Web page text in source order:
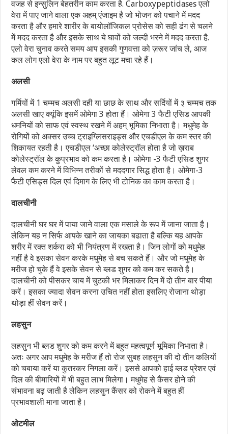
वजह से इन्सुलिन बेहतरीन काम करता है. Carboxypeptidases एलो
वेरा में पाए जाने वाला एक अहम् एंजाइम है जो भोजन को पचाने में मदद
करता है और हमारे शारीर के बायोलॉजिकल प्रोसेस को सही ढंग से चलने
में मदद करता है और इसके साथ ये घावों को जल्दी भरने में मदद करता है.
एलो वेरा चुनाव करते समय आप इसकी गुणवत्ता को ज़रूर जांच ले, आज
कल लोग एलो वेरा के नाम पर बहुत लूट मचा रहे हैं।
अलसी
गर्मियों में 1 चम्मच अलसी दही या छाछ के साथ और सर्दियों में ३ चम्मच तक
अलसी खाए क्यूंकि इसमें ओमेगा 3 होता हैं। ओमेगा 3 फैटी एसिड आपकी
धमनियों को साफ एवं स्वस्थ रखने में अहम् भूमिका निभाता है। मधुमेह के
रोगियों को अक्सर उच्च ट्राइग्लिसराइड्स और एचडीएल के कम स्तर की
शिकायत रहती है। एचडीएल ‘अच्छा कोलेस्ट्रॉल होता है जो ख़राब
कोलेस्ट्रॉल के कुप्रभाव को कम करता है। ओमेगा -3 फैटी एसिड शुगर
लेवल कम करने में विभिन्न तरीकों से मददगार सिद्ध होता है। ओमेगा-3
फैटी एसिड्स दिल एवं दिमाग के लिए भी टोनिक का काम करता है।
दालचीनी
दालचीनी घर घर में पाया जाने वाला एक मसाले के रूप में जाना जाता है।
लेकिन यह न सिर्फ आपके खाने का जायका बढाता है बल्कि यह आपके
शरीर में रक्त शर्करा को भी नियंत्रण में रखता है। जिन लोगों को मधुमेह
नहीं है वे इसका सेवन करके मधुमेह से बच सकते हैं। और जो मधुमेह के
मरीज हो चुके हैं वे इसके सेवन से ब्लड शुगर को कम कर सकते है।
दालचीनी को पीसकर चाय में चुटकी भर मिलाकर दिन में दो तीन बार पीया
करें। इसका ज्यादा सेवन करना उचित नहीं होता इसलिए रोजाना थोड़ा
थोड़ा हीं सेवन करें।
लहसुन
लहसुन भी ब्लड शुगर को कम करने में बहुत महत्वपूर्ण भूमिका निभाता है।
अतः अगर आप मधुमेह के मरीज हैं तो रोज सुबह लहसुन की दो तीन कलियों
को चबाया करें या कुतरकर निगला करें। इससे आपको हाई ब्लड प्रेशर एवं
दिल की बीमारियों में भी बहुत लाभ मिलेगा। मधुमेह से कैंसर होने की
संभावना बढ़ जाती है लेकिन लहसुन कैंसर को रोकने में बहुत हीं
प्रभावशाली माना जाता है।
ओटमील